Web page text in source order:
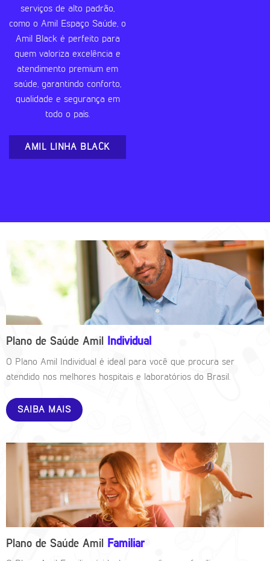
serviços de alto padrão,
como o Amil Espaço Saúde, o
Amil Black é perfeito para
quem valoriza excelência e
atendimento premium em
saúde, garantindo conforto,
qualidade e segurança em
todo o país.
AMIL LINHA BLACK
Plano de Saúde Amil Individual
O Plano Amil Individual é ideal para você que procura ser
atendido nos melhores hospitais e laboratórios do Brasil.
SAIBA MAIS
Plano de Saúde Amil Familiar